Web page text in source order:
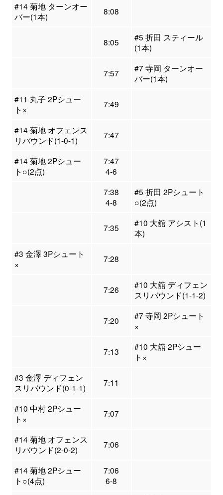
#14 菊地 ターンオー
バー(1本)
8:08
8:05
#5 折田 スティール
(1本)
7:57
#7 寺岡 ターンオー
バー(1本)
#11 丸子 2Pシュー
ト×
7:49
#14 菊地 オフェンス
リバウンド(1-0-1)
7:47
#14 菊地 2Pシュー
ト○(2点)
7:47
4-6
7:38
4-8
#5 折田 2Pシュート
○(2点)
7:35
#10 大舘 アシスト(1
本)
#3 金澤 3Pシュート
×
7:28
7:26
#10 大舘 ディフェン
スリバウンド(1-1-2)
7:20
#7 寺岡 2Pシュート
×
7:13
#10 大舘 2Pシュー
ト×
#3 金澤 ディフェン
スリバウンド(0-1-1)
7:11
#10 中村 2Pシュー
ト×
7:07
#14 菊地 オフェンス
リバウンド(2-0-2)
7:06
#14 菊地 2Pシュー
ト○(4点)
7:06
6-8